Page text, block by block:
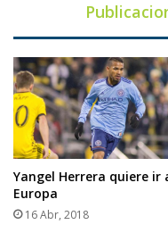
Yangel Herrera quiere ir
Europa
16 Abr, 2018